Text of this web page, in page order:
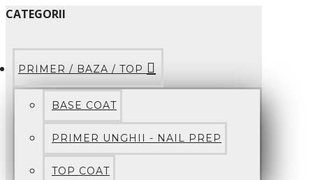
CATEGORII
PRIMER / BAZA / TOP
BASE COAT
PRIMER UNGHII - NAIL PREP
TOP COAT